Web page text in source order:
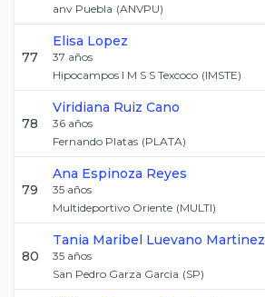
anv Puebla (ANVPU)
77
Elisa Lopez
37 años
Hipocampos I M S S Texcoco (IMSTE)
78
Viridiana Ruiz Cano
36 años
Fernando Platas (PLATA)
79
Ana Espinoza Reyes
35 años
Multideportivo Oriente (MULTI)
80
Tania Maribel Luevano Martinez
35 años
San Pedro Garza Garcia (SP)